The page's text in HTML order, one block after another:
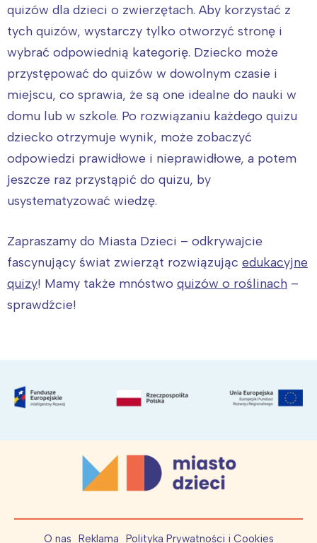
quizów dla dzieci o zwierzętach. Aby korzystać z
tych quizów, wystarczy tylko otworzyć stronę i
wybrać odpowiednią kategorię. Dziecko może
przystępować do quizów w dowolnym czasie i
miejscu, co sprawia, że są one idealne do nauki w
domu lub w szkole. Po rozwiązaniu każdego quizu
dziecko otrzymuje wynik, może zobaczyć
odpowiedzi prawidłowe i nieprawidłowe, a potem
jeszcze raz przystąpić do quizu, by
usystematyzować wiedzę.
Zapraszamy do Miasta Dzieci – odkrywajcie
fascynujący świat zwierząt rozwiązując edukacyjne
quizy! Mamy także mnóstwo quizów o roślinach –
sprawdźcie!
O nas Reklama Polityka Prywatności i Cookies